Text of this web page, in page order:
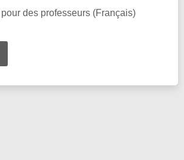
des professeurs (Français)